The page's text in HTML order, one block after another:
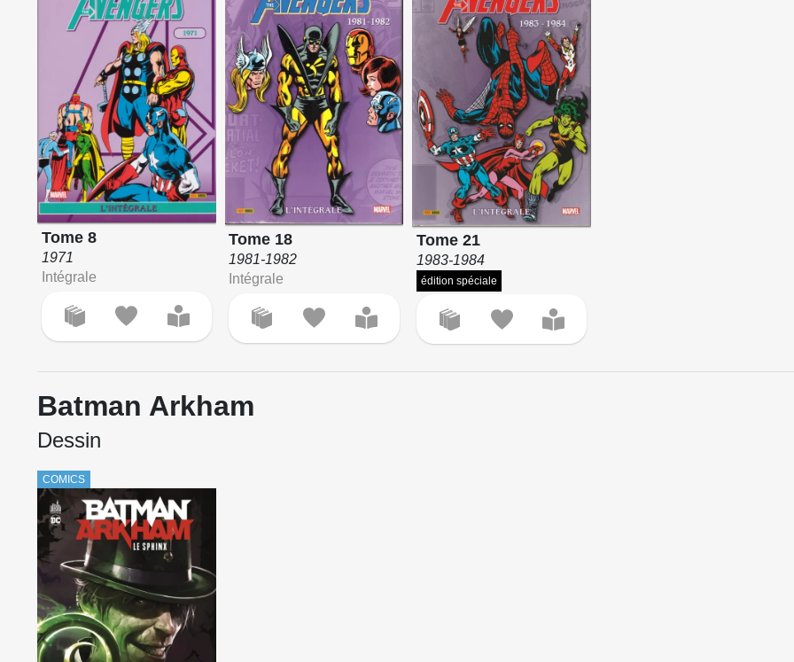
Tome 8
1971
Intégrale
Tome 18
1981-1982
Intégrale
Tome 21
1983-1984
édition spéciale
Batman Arkham
Dessin
COMICS